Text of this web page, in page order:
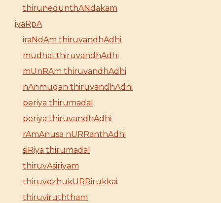
thirunedunthANdakam
iyaRpA
iraNdAm thiruvandhAdhi
mudhal thiruvandhAdhi
mUnRAm thiruvandhAdhi
nAnmugan thiruvandhAdhi
periya thirumadal
periya thiruvandhAdhi
rAmAnusa nURRanthAdhi
siRiya thirumadal
thiruvAsiriyam
thiruvezhukURRirukkai
thiruviruththam